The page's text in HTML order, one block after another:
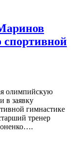
олимпийскую
в заявку
гимнастике
тренер